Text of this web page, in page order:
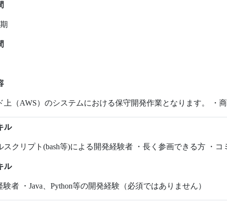
上（AWS）のシステムにおける保守開発作業となります。 ・
ル
スクリプト(bash等)による開発経験者 ・長く参画できる方 ・
ル
験者 ・Java、Python等の開発経験（必須ではありません）